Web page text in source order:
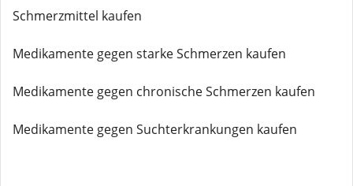
Schmerzmittel kaufen
Medikamente gegen starke Schmerzen kaufen
Medikamente gegen chronische Schmerzen kaufen
Medikamente gegen Suchterkrankungen kaufen